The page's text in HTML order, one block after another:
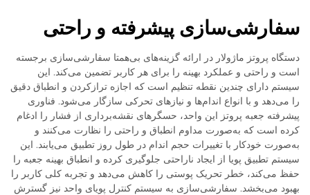
سفارشی‌سازی پیشرفته و راحتی
دستگاه پروتز ماژولار در ارائه گزینه‌های بی‌همتا سفارشی‌سازی برجسته
است و راحتی و عملکرد بهینه را برای هر کاربر تضمین می‌کند. این
سیستم دارای چندین نقطه تنظیم است که اجازه تراز‌کردن و انطباق دقیق
را می‌دهد و با انواع اندام‌ها و نیازهای تحرکی سازگار می‌شود. فناوری
پیشرفته جعبه پروتز این واحد، حسگرهای نقشه‌برداری از فشار را ادغام
کرده است که به‌صورت مداوم انطباق و راحتی را نظارت می‌کنند و
به‌صورت خودکار با تغییرات حجم اندام در طول روز تطبیق می‌یابند. این
سیستم تطبیق پویا از ایجاد ناراحتی جلوگیری کرده و انطباق بهینه جعبه را
حفظ می‌کند، خطر تحریک پوستی را کاهش می‌دهد و تجربه کلی کاربر را
بهبود می‌بخشد. سفارشی‌سازی به سیستم کنترل پویای واحد نیز گسترش